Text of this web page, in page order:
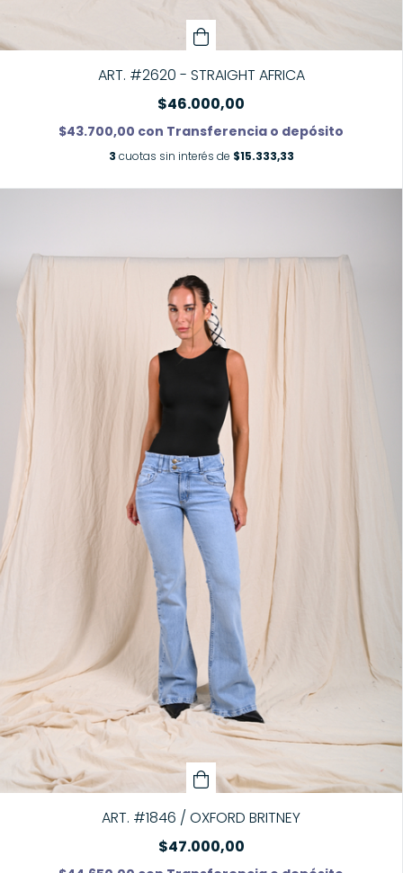
ART. #2620 - STRAIGHT AFRICA
$46.000,00
$43.700,00 con Transferencia o depósito
3 cuotas sin interés de $15.333,33
ART. #1846 / OXFORD BRITNEY
$47.000,00